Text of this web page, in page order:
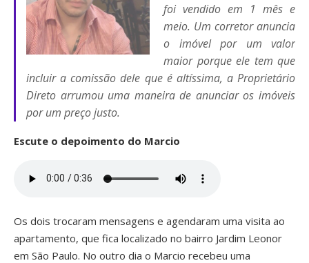
foi vendido em 1 mês e
meio. Um corretor anuncia
o imóvel por um valor
maior porque ele tem que
incluir a comissão dele que é altíssima, a Proprietário
Direto arrumou uma maneira de anunciar os imóveis
por um preço justo.
Escute o depoimento do Marcio
Os dois trocaram mensagens e agendaram uma visita ao
apartamento, que fica localizado no bairro Jardim Leonor
em São Paulo. No outro dia o Marcio recebeu uma